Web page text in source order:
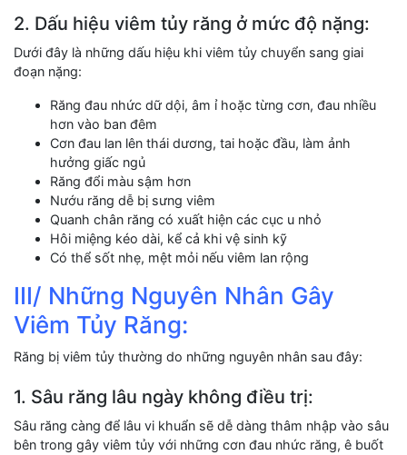
2. Dấu hiệu viêm tủy răng ở mức độ nặng:
Dưới đây là những dấu hiệu khi viêm tủy chuyển sang giai
đoạn nặng:
Răng đau nhức dữ dội, âm ỉ hoặc từng cơn, đau nhiều
hơn vào ban đêm
Cơn đau lan lên thái dương, tai hoặc đầu, làm ảnh
hưởng giấc ngủ
Răng đổi màu sậm hơn
Nướu răng dễ bị sưng viêm
Quanh chân răng có xuất hiện các cục u nhỏ
Hôi miệng kéo dài, kể cả khi vệ sinh kỹ
Có thể sốt nhẹ, mệt mỏi nếu viêm lan rộng
III/ Những Nguyên Nhân Gây
Viêm Tủy Răng:
Răng bị viêm tủy thường do những nguyên nhân sau đây:
1. Sâu răng lâu ngày không điều trị:
Sâu răng càng để lâu vi khuẩn sẽ dễ dàng thâm nhập vào sâu
bên trong gây viêm tủy với những cơn đau nhức răng, ê buốt